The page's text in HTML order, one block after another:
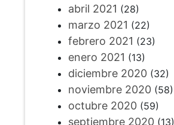
abril 2021 (28)
marzo 2021 (22)
febrero 2021 (23)
enero 2021 (13)
diciembre 2020(32)
noviembre 2020(58)
octubre 2020(59)
septiembre 2020(13)